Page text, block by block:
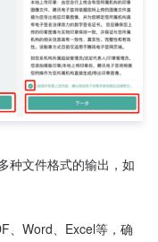
种文件格式的输出，如
、Word、Excel等，确